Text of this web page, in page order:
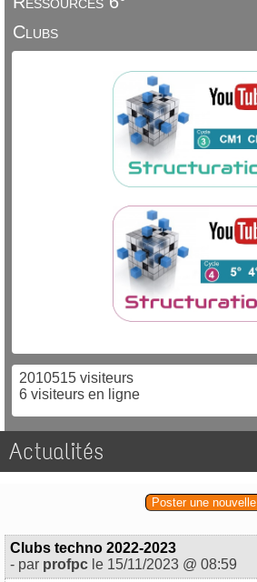
Clubs
2010515 visiteurs
6 visiteurs en ligne
Actualités
Poster une nouvelle
Clubs techno 2022-2023
- par profpc le 15/11/2023 @ 08:59